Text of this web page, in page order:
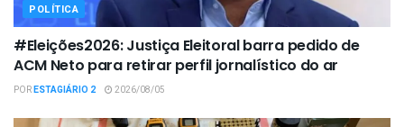
POLÍTICA
#Eleições2026: Justiça Eleitoral barra pedido de
ACM Neto para retirar perfil jornalístico do ar
PORESTAGIÁRIO 2 2026/08/05